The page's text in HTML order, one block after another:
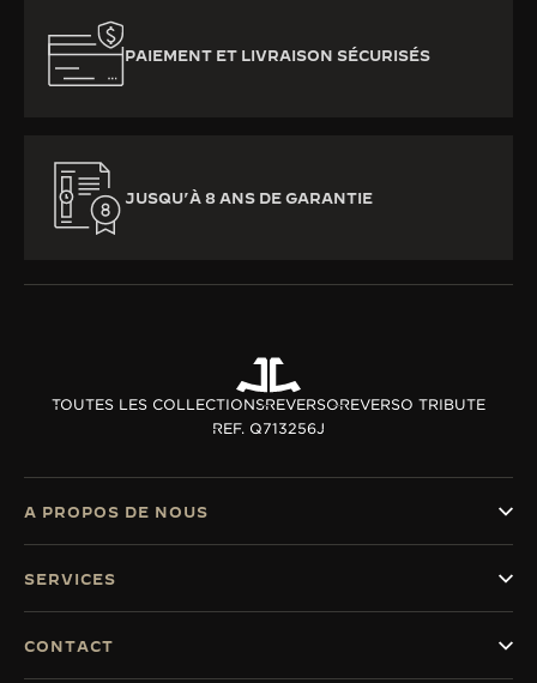
PAIEMENT ET LIVRAISON SÉCURISÉS
JUSQU’À 8 ANS DE GARANTIE
TOUTES LES COLLECTIONSREVERSOREVERSO TRIBUTE
REF. Q713256J
A PROPOS DE NOUS
SERVICES
CONTACT